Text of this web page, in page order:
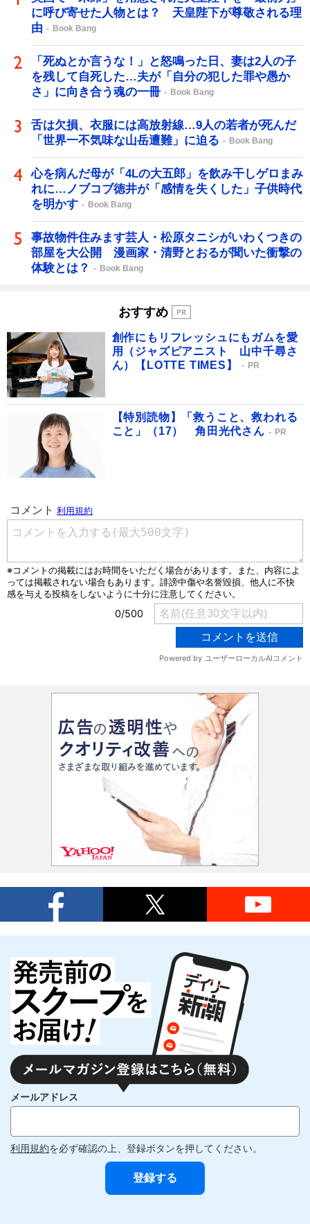
に呼び寄せた人物とは？ 天皇陛下が尊敬される理
由
Book Bang
「死ぬとか言うな！」と怒鳴った日、妻は2人の子
を残して自死した…夫が「自分の犯した罪や愚か
さ」に向き合う魂の一冊
Book Bang
舌は欠損、衣服には高放射線…9人の若者が死んだ
「世界一不気味な山岳遭難」に迫る
Book Bang
心を病んだ母が「4Lの大五郎」を飲み干しゲロまみ
れに…ノブコブ徳井が「感情を失くした」子供時代
を明かす
Book Bang
事故物件住みます芸人・松原タニシがいわくつきの
部屋を大公開 漫画家・清野とおるが聞いた衝撃の
体験とは？
Book Bang
おすすめ
創作にもリフレッシュにもガムを愛
用（ジャズピアニスト 山中千尋さ
ん）【LOTTE TIMES】
PR
【特別読物】「救うこと、救われる
こと」（17） 角田光代さん
PR
メールアドレス
利用規約を必ず確認の上、登録ボタンを押してください。